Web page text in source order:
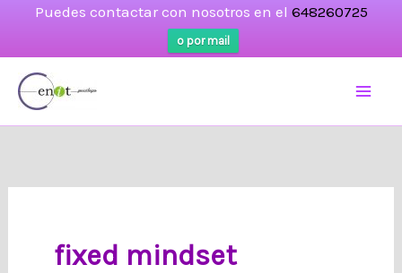
Puedes contactar con nosotros en el 648260725
o por mail
fixed mindset